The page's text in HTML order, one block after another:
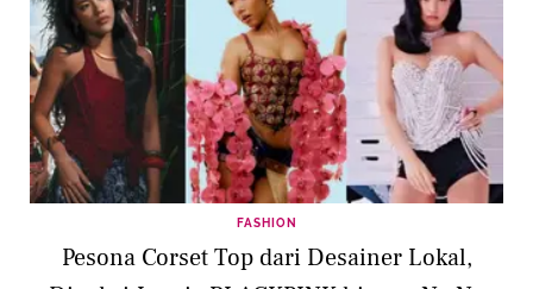
FASHION
Pesona Corset Top dari Desainer Lokal,